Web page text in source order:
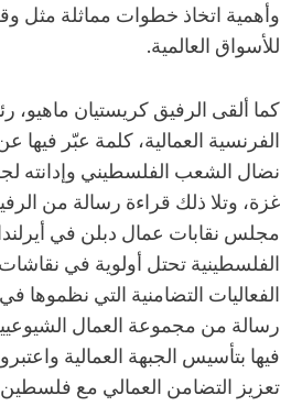
وأهمية اتخاذ خطوات مماثلة مثل
للأسواق العالمية.
كما ألقى الرفيق كريستيان ماهيو،
الفرنسية العمالية، كلمة عبّر فيها
نضال الشعب الفلسطيني وإدانته
غزة، وتلا ذلك قراءة رسالة من
مجلس نقابات عمال دبلن في
الفلسطينية تحتل أولوية في
الفعاليات التضامنية التي نظموها
رسالة من مجموعة العمال
فيها بتأسيس الجبهة العمالية
تعزيز التضامن العمالي مع